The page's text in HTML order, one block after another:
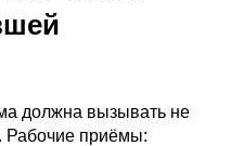
должна вызывать не
Рабочие приёмы: